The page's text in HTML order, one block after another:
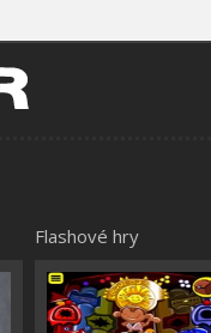
Flashové hry